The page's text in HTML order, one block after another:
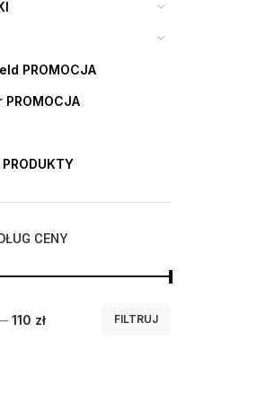
PROMOCJA
CENY
FILTRUJ
110 zł